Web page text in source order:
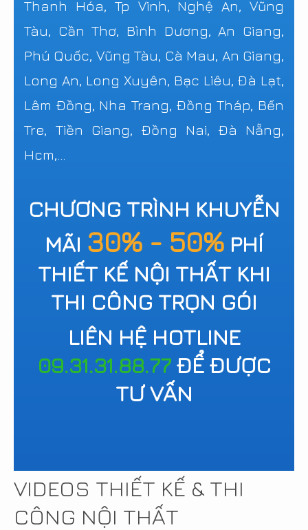
Thanh Hóa, Tp Vinh, Nghệ An, Vũng
Tàu, Cần Thơ, Bình Dương, An Giang,
Phú Quốc, Vũng Tàu, Cà Mau, An Giang,
Long An, Long Xuyên, Bạc Liêu, Đà Lạt,
Lâm Đồng, Nha Trang, Đồng Tháp, Bến
Tre, Tiền Giang, Đồng Nai, Đà Nẵng,
Hcm,...
CHƯƠNG TRÌNH KHUYỄN
MÃI 30% - 50% PHÍ
THIẾT KẾ NỘI THẤT KHI
THI CÔNG TRỌN GÓI
LIÊN HỆ HOTLINE
09.31.31.88.77ĐỂ ĐƯỢC
TƯ VẤN
VIDEOS THIẾT KẾ & THI
CÔNG NỘI THẤT